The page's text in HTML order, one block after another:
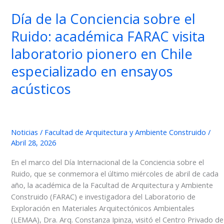
Día de la Conciencia sobre el
Ruido: académica FARAC visita
laboratorio pionero en Chile
especializado en ensayos
acústicos
Noticias / Facultad de Arquitectura y Ambiente Construido /
Abril 28, 2026
En el marco del Día Internacional de la Conciencia sobre el
Ruido, que se conmemora el último miércoles de abril de cada
año, la académica de la Facultad de Arquitectura y Ambiente
Construido (FARAC) e investigadora del Laboratorio de
Exploración en Materiales Arquitectónicos Ambientales
(LEMAA), Dra. Arq. Constanza Ipinza, visitó el Centro Privado de